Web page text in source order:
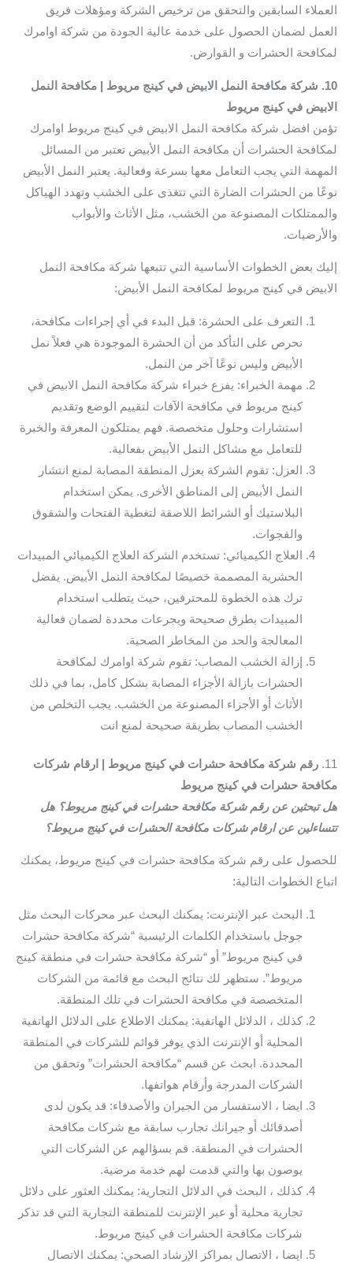
العملاء السابقين والتحقق من ترخيص الشركة ومؤهلات فريق
العمل لضمان الحصول على خدمة عالية الجودة من شركة اوامرك
لمكافحة الحشرات و القوارض.
10. شركة مكافحة النمل الابيض في كينج مريوط | مكافحة النمل
الابيض في كينج مريوط
تؤمن افضل شركة مكافحة النمل الابيض في كينج مريوط اوامرك
لمكافحة الحشرات أن مكافحة النمل الأبيض تعتبر من المسائل
المهمة التي يجب التعامل معها بسرعة وفعالية. يعتبر النمل الأبيض
نوعًا من الحشرات الضارة التي تتغذى على الخشب وتهدد الهياكل
والممتلكات المصنوعة من الخشب، مثل الأثاث والأبواب
والأرضيات.
إليك بعض الخطوات الأساسية التي تتبعها شركة مكافحة النمل
الابيض في كينج مريوط لمكافحة النمل الأبيض:
التعرف على الحشرة: قبل البدء في أي إجراءات مكافحة،
نحرص على التأكد من أن الحشرة الموجودة هي فعلاً نمل
الأبيض وليس نوعًا آخر من النمل.
مهمة الخبراء: يفزع خبراء شركة مكافحة النمل الابيض في
كينج مريوط في مكافحة الآفات لتقييم الوضع وتقديم
استشارات وحلول متخصصة. فهم يمتلكون المعرفة والخبرة
للتعامل مع مشاكل النمل الأبيض بفعالية.
العزل: تقوم الشركة بعزل المنطقة المصابة لمنع انتشار
النمل الأبيض إلى المناطق الأخرى. يمكن استخدام
البلاستيك أو الشرائط اللاصقة لتغطية الفتحات والشقوق
والفجوات.
العلاج الكيميائي: تستخدم الشركة العلاج الكيميائي المبيدات
الحشرية المصممة خصيصًا لمكافحة النمل الأبيض. يفضل
ترك هذه الخطوة للمحترفين، حيث يتطلب استخدام
المبيدات بطرق صحيحة وبجرعات محددة لضمان فعالية
المعالجة والحد من المخاطر الصحية.
إزالة الخشب المصاب: تقوم شركة اوامرك لمكافحة
الحشرات بازالة الأجزاء المصابة بشكل كامل، بما في ذلك
الأثاث أو الأجزاء المصنوعة من الخشب. يجب التخلص من
الخشب المصاب بطريقة صحيحة لمنع انت
11. رقم شركة مكافحة حشرات في كينج مريوط | ارقام شركات
مكافحة حشرات في كينج مريوط
هل تبحثين عن رقم شركة مكافحة حشرات في كينج مريوط؟ هل
تتساءلين عن ارقام شركات مكافحة الحشرات في كينج مريوط؟
للحصول على رقم شركة مكافحة حشرات في كينج مريوط، يمكنك
اتباع الخطوات التالية:
البحث عبر الإنترنت: يمكنك البحث عبر محركات البحث مثل
جوجل باستخدام الكلمات الرئيسية “شركة مكافحة حشرات
في كينج مريوط” أو “شركة مكافحة حشرات في منطقة كينج
مريوط”. ستظهر لك نتائج البحث مع قائمة من الشركات
المتخصصة في مكافحة الحشرات في تلك المنطقة.
كذلك ، الدلائل الهاتفية: يمكنك الاطلاع على الدلائل الهاتفية
المحلية أو الإنترنت الذي يوفر قوائم للشركات في المنطقة
المحددة. ابحث عن قسم “مكافحة الحشرات” وتحقق من
الشركات المدرجة وأرقام هواتفها.
ايضا ، الاستفسار من الجيران والأصدقاء: قد يكون لدى
أصدقائك أو جيرانك تجارب سابقة مع شركات مكافحة
الحشرات في المنطقة. قم بسؤالهم عن الشركات التي
يوصون بها والتي قدمت لهم خدمة مرضية.
كذلك ، البحث في الدلائل التجارية: يمكنك العثور على دلائل
تجارية محلية أو عبر الإنترنت للمنطقة التجارية التي قد تذكر
شركات مكافحة الحشرات في كينج مريوط.
ايضا ، الاتصال بمراكز الإرشاد الصحي: يمكنك الاتصال